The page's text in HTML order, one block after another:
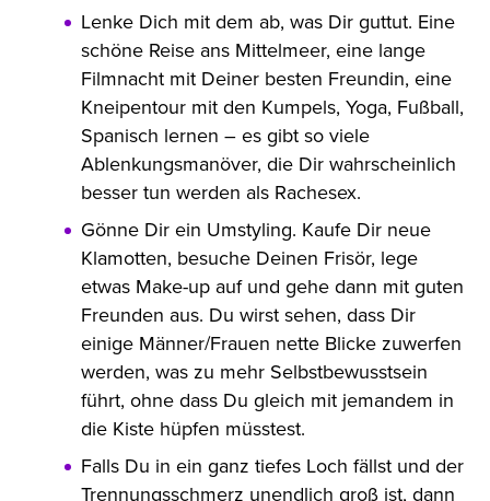
Lenke Dich mit dem ab, was Dir guttut. Eine
schöne Reise ans Mittelmeer, eine lange
Filmnacht mit Deiner besten Freundin, eine
Kneipentour mit den Kumpels, Yoga, Fußball,
Spanisch lernen – es gibt so viele
Ablenkungsmanöver, die Dir wahrscheinlich
besser tun werden als Rachesex.
Gönne Dir ein Umstyling. Kaufe Dir neue
Klamotten, besuche Deinen Frisör, lege
etwas Make-up auf und gehe dann mit guten
Freunden aus. Du wirst sehen, dass Dir
einige Männer/Frauen nette Blicke zuwerfen
werden, was zu mehr Selbstbewusstsein
führt, ohne dass Du gleich mit jemandem in
die Kiste hüpfen müsstest.
Falls Du in ein ganz tiefes Loch fällst und der
Trennungsschmerz unendlich groß ist, dann